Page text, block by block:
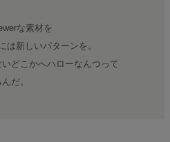
な素材を
は新しいパターンを。
どこかへハローなんつって
だ。